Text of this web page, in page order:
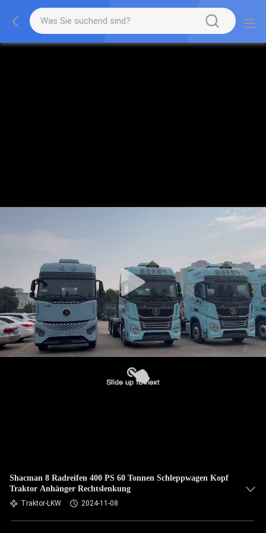
Shacman 8 Radreifen 400 PS 60 Tonnen Schleppwagen Kopf
Traktor Anhänger Rechtslenkung
Traktor-LKW 2024-11-08